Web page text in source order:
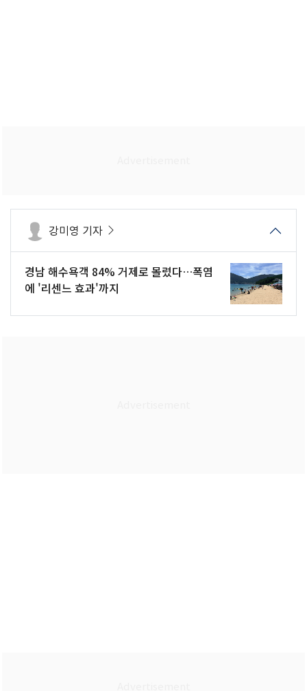
강미영 기자
경남 해수욕객 84% 거제로 몰렸다…폭염
에 '리센느 효과'까지